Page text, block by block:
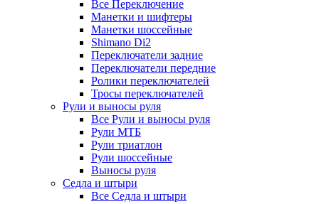
Все Переключение
Манетки и шифтеры
Манетки шоссейные
Shimano Di2
Переключатели задние
Переключатели передние
Ролики переключателей
Тросы переключателей
Рули и выносы руля
Все Рули и выносы руля
Рули МТБ
Рули триатлон
Рули шоссейные
Выносы руля
Седла и штыри
Все Седла и штыри